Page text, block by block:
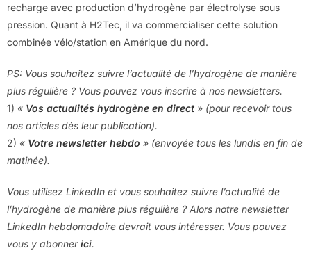
recharge avec production d’hydrogène par électrolyse sous
pression. Quant à H2Tec, il va commercialiser cette solution
combinée vélo/station en Amérique du nord.
PS: Vous souhaitez suivre l’actualité de l’hydrogène de manière
plus régulière ? Vous pouvez vous inscrire à nos newsletters.
1) « Vos actualités hydrogène en direct » (pour recevoir tous
nos articles dès leur publication).
2) « Votre newsletter hebdo » (envoyée tous les lundis en fin de
matinée).
Vous utilisez LinkedIn et vous souhaitez suivre l’actualité de
l’hydrogène de manière plus régulière ? Alors notre newsletter
LinkedIn hebdomadaire devrait vous intéresser. Vous pouvez
vous y abonnerici.